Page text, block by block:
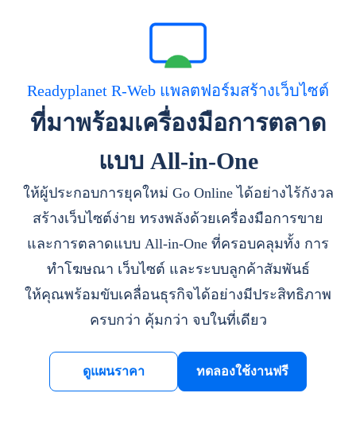
Readyplanet R-Web แพลตฟอร์มสร้างเว็บไซต์
ที่มาพร้อมเครื่องมือการตลาด
แบบ All-in-One
ให้ผู้ประกอบการยุคใหม่ Go Online ได้อย่างไร้กังวล
สร้างเว็บไซต์ง่าย ทรงพลังด้วยเครื่องมือการขาย
และการตลาดแบบ All-in-One ที่ครอบคลุมทั้ง การ
ทำโฆษณา เว็บไซต์ และระบบลูกค้าสัมพันธ์
ให้คุณพร้อมขับเคลื่อนธุรกิจได้อย่างมีประสิทธิภาพ
ครบกว่า คุ้มกว่า จบในที่เดียว
ดูแผนราคา ทดลองใช้งานฟรี